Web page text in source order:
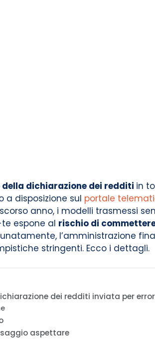
della dichiarazione dei redditi in
a disposizione sul portale
anno, i modelli trasmessi
espone al rischio di
l’amministrazione
stringenti. Ecco i dettagli.
dei redditi inviata per
saggio aspettare